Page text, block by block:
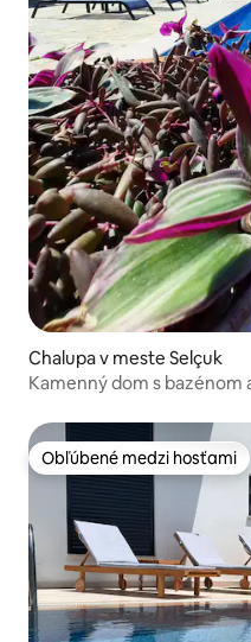
Chalupa v meste Selçuk
Kamenný dom s
Obľúbené medzi hosťami
Obľúbené medzi hosťami